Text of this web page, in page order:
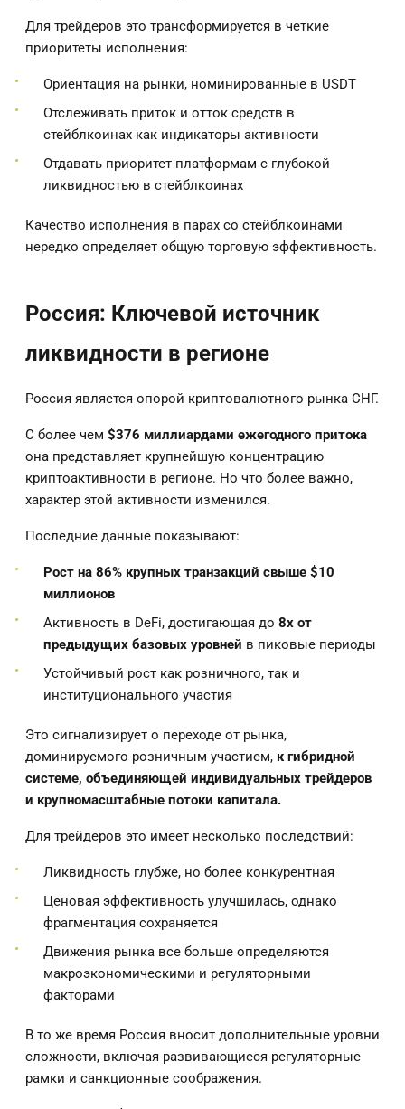
Для трейдеров это трансформируется в четкие
приоритеты исполнения:
Ориентация на рынки, номинированные в USDT
Отслеживать приток и отток средств в
стейблкоинах как индикаторы активности
Отдавать приоритет платформам с глубокой
ликвидностью в стейблкоинах
Качество исполнения в парах со стейблкоинами
нередко определяет общую торговую эффективность.
Россия: Ключевой источник
ликвидности в регионе
Россия является опорой криптовалютного рынка СНГ.
С более чем $376 миллиардами ежегодного притока
она представляет крупнейшую концентрацию
криптоактивности в регионе. Но что более важно,
характер этой активности изменился.
Последние данные показывают:
Рост на 86% крупных транзакций свыше $10
миллионов
Активность в DeFi, достигающая до 8x от
предыдущих базовых уровней в пиковые периоды
Устойчивый рост как розничного, так и
институционального участия
Это сигнализирует о переходе от рынка,
доминируемого розничным участием, к гибридной
системе, объединяющей индивидуальных трейдеров
и крупномасштабные потоки капитала.
Для трейдеров это имеет несколько последствий:
Ликвидность глубже, но более конкурентная
Ценовая эффективность улучшилась, однако
фрагментация сохраняется
Движения рынка все больше определяются
макроэкономическими и регуляторными
факторами
В то же время Россия вносит дополнительные уровни
сложности, включая развивающиеся регуляторные
рамки и санкционные соображения.